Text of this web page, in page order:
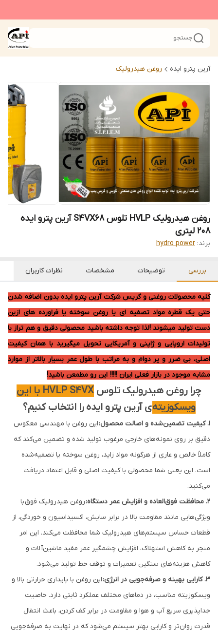
جستجو
آرین پترو ایده روغن هیدرولیک
روغن هیدرولیک HVLP تلوس S4VX68 آرین پترو ایده
208 لیتری
برند: hydro power
بررسی توضیحات مشخصات نظرات کاربران
کلیه محصولات روغنی و گریس شرکت آرین پترو ایده بدون اضافه شدن
حتی یک قطره مواد تصفیه ای یا روغن سوخته یا فراورده های ازین
دست تولید میشوند !لذا توجه داشته باشید محصولی دقیق و هم تراز با
تولیدات اروپایی و ژاپنی و آمریکایی تحویل میگیرید با همان کیفیت
اصلی، بی ضرر و پر دوام و به مراتب با طول عمر بسیار بالاتر از موارد
مشابه موجود در بازار فعلی ایران !!!!! این رو مطمعن باشید!
چرا روغن هیدرولیک تلوس
HVLP S4VX با این
ویسکوزیتهی آرین پترو ایده را انتخاب کنیم؟
۱. کیفیت تضمین‌شده و اصالت محصول:این روغن با مهندسی معکوس
دقیق بر روی نمونه‌های خارجی مرغوب تولید شده و تضمین می‌کند که
کاملاً خالص و عاری از هرگونه مواد زاید، روغن سوخته یا تصفیه‌شده
است. این یعنی شما محصولی با کیفیت اصلی و قابل اعتماد دریافت
می‌کنید.
۲. محافظت فوق‌العاده و افزایش عمر دستگاه:
روغن هیدرولیک فوقبا
ویژگی‌هایی مانند مقاومت بالا در برابر سایش، اکسیداسیون و خوردگی، از
قطعات حساس سیستم‌های هیدرولیک شما محافظت می‌کند. این امر
منجر به کاهش استهلاک، افزایش چشمگیر عمر مفید ماشین‌آلات و
کاهش هزینه‌های سنگین تعمیرات و توقف خط تولید می‌شود.
۳. کارایی بهینه و صرفه‌جویی در انرژی:
این روغن با پایداری حرارتی بالا و
ویسکوزیته مناسب، در دماهای مختلف عملکرد ثابتی دارد. خاصیت
جداپذیری سریع آب و هوا و مقاومت در برابر کف کردن، باعث انتقال
قدرت روان‌تر و کارایی بهتر سیستم می‌شود که در نهایت به صرفه‌جویی